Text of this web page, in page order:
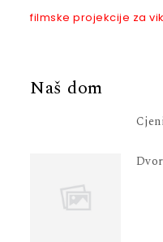
filmske projekcije za
Naš dom